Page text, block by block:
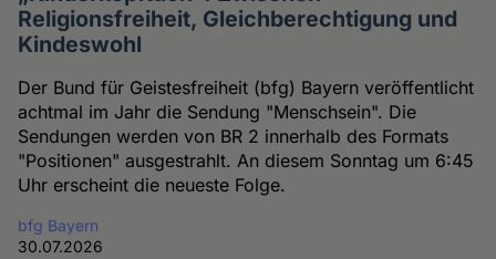
Religionsfreiheit, Gleichberechtigung und
Kindeswohl
Der Bund für Geistesfreiheit (bfg) Bayern veröffentlicht
achtmal im Jahr die Sendung "Menschsein". Die
Sendungen werden von BR 2 innerhalb des Formats
"Positionen" ausgestrahlt. An diesem Sonntag um 6:45
Uhr erscheint die neueste Folge.
bfg Bayern
30.07.2026